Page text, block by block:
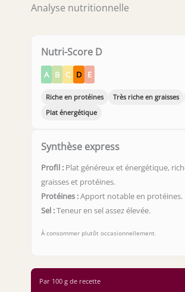
Analyse nutritionnelle
Nutri-Score D
A B C D E
Riche en protéines Très riche en graisses
Plat énergétique
Synthèse express
Profil : Plat généreux et énergétique,
graisses et protéines.
Protéines :Apport notable en protéines.
Sel :Teneur en sel assez élevée.
À consommer plutôt occasionnellement.
Par 100 g de recette